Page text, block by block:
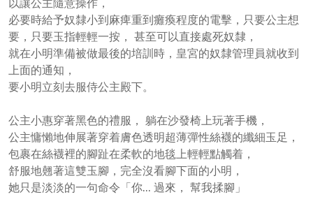
以讓公主隨意操作，
必要時給予奴隸小到麻痺重到癱瘓程度的電擊，只要公主想
要，只要玉指輕輕一按， 甚至可以直接處死奴隸，
就在小明準備被做最後的培訓時，皇宮的奴隸管理員就收到
上面的通知，
要小明立刻去服侍公主殿下。
公主小惠穿著黑色的禮服， 躺在沙發椅上玩著手機，
公主慵懶地伸展著穿着膚色透明超薄彈性絲襪的纖細玉足，
包裹在絲襪裡的腳趾在柔軟的地毯上輕輕點觸着，
舒服地翹著這雙玉腳，完全沒看腳下面的小明，
她只是淡淡的一句命令「你... 過來， 幫我揉腳」